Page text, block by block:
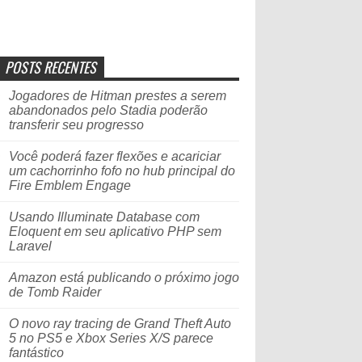
POSTS RECENTES
Jogadores de Hitman prestes a serem
abandonados pelo Stadia poderão
transferir seu progresso
Você poderá fazer flexões e acariciar
um cachorrinho fofo no hub principal do
Fire Emblem Engage
Usando Illuminate Database com
Eloquent em seu aplicativo PHP sem
Laravel
Amazon está publicando o próximo jogo
de Tomb Raider
O novo ray tracing de Grand Theft Auto
5 no PS5 e Xbox Series X/S parece
fantástico